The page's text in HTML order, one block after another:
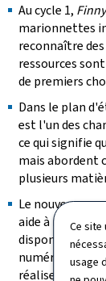
Ce
usage
Au cycle 1, Finny
marionnettes
reconnaître
ressources
de premiers
Dans le plan
est l'un des
ce qui signifie
mais abordent
plusieurs
Le nouveau
aide à mieux
disponible dès
numérique,
réaliser en